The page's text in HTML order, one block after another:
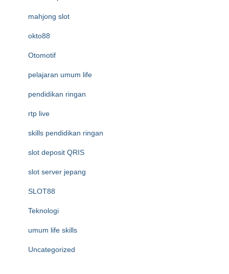
mahjong slot
okto88
Otomotif
pelajaran umum life
pendidikan ringan
rtp live
skills pendidikan ringan
slot deposit QRIS
slot server jepang
SLOT88
Teknologi
umum life skills
Uncategorized